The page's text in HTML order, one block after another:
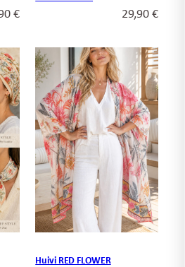
€ 29,90€
Huivi RED FLOWER